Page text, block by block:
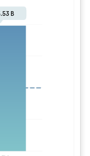
Intelligence. O reuso